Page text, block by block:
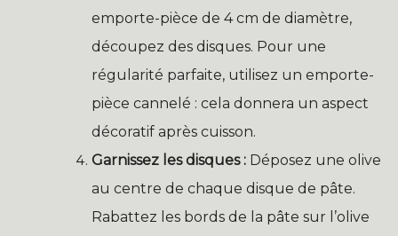
emporte-pièce de 4 cm de diamètre,
découpez des disques. Pour une
régularité parfaite, utilisez un emporte-
pièce cannelé : cela donnera un aspect
décoratif après cuisson.
Garnissez les disques : Déposez une olive
au centre de chaque disque de pâte.
Rabattez les bords de la pâte sur l’olive